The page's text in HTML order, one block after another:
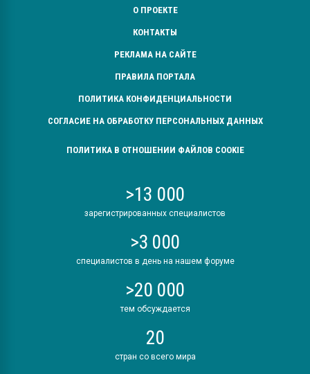
О ПРОЕКТЕ
КОНТАКТЫ
РЕКЛАМА НА САЙТЕ
ПРАВИЛА ПОРТАЛА
ПОЛИТИКА КОНФИДЕНЦИАЛЬНОСТИ
СОГЛАСИЕ НА ОБРАБОТКУ ПЕРСОНАЛЬНЫХ ДАННЫХ
ПОЛИТИКА В ОТНОШЕНИИ ФАЙЛОВ COOKIE
>13 000
зарегистрированных специалистов
>3 000
специалистов в день на нашем форуме
>20 000
тем обсуждается
20
стран со всего мира